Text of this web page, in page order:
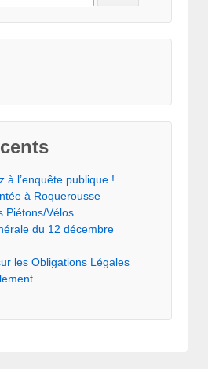
à l’enquête publique !
à Roquerousse
Piétons/Vélos
du 12 décembre
les Obligations Légales